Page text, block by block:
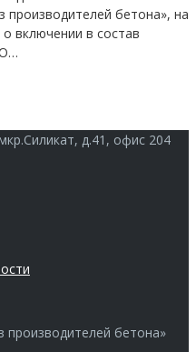
производителей бетона», на
включении в состав
д.41, офис 204
производителей бетона»